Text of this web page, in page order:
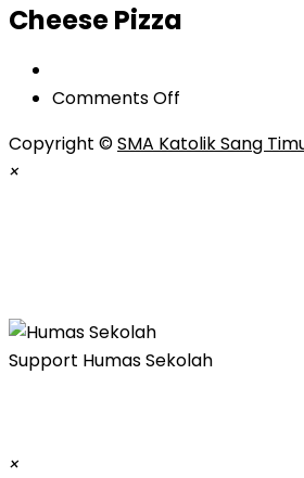
Cheese Pizza
Comments Off
Pizza
Copyright ©SMA Katolik Sang
×
Support Humas Sekolah
×